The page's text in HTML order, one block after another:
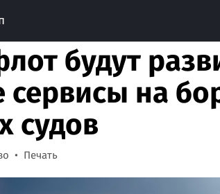
будут
на
судов
Печать